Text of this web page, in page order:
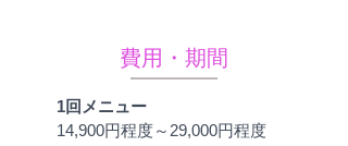
費用・期間
1回メニュー
14,900円程度～29,000円程度